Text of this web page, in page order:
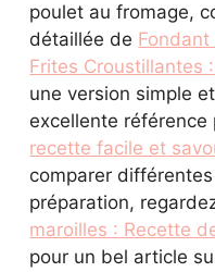
poulet au fromage,
détaillée de
Frites Croustillantes
une version simple
excellente référence
recette facile et
comparer
préparation,
maroilles : Recette
pour un bel article